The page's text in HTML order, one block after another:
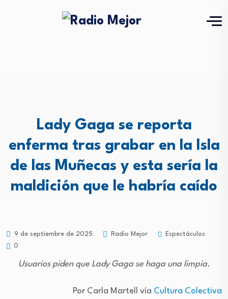
Lady Gaga se reporta
enferma tras grabar en la Isla
de las Muñecas y esta sería la
maldición que le habría caído
9 de septiembre de 2025 Radio Mejor
Espectáculos
0
Usuarios piden que Lady Gaga se haga una limpia.
Por Carla Martell vía Cultura Colectiva